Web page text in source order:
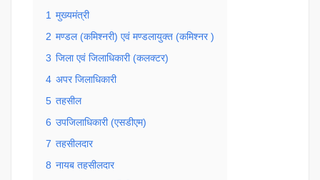
1 मुख्यमंत्री
2 मण्डल (कमिश्नरी) एवं मण्डलायुक्त (कमिश्नर )
3 जिला एवं जिलाधिकारी (कलक्टर)
4 अपर जिलाधिकारी
5 तहसील
6 उपजिलाधिकारी (एसडीएम)
7 तहसीलदार
8 नायब तहसीलदार